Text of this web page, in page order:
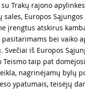
Trakų rajono
sales, Europos
įrengtus atskirus
bei vaiko
iš Europos
Teismo taip pat
nagrinėjamų bylų
ypatumais, teisėjų